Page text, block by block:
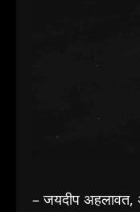
– जयदीप अहलावत,